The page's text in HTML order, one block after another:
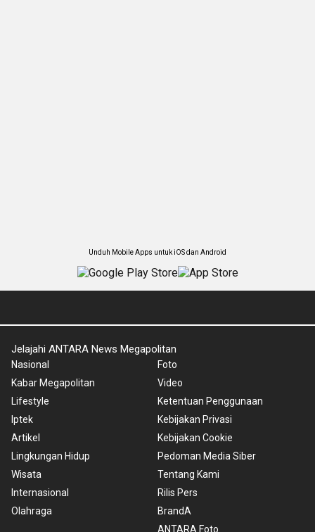
Unduh Mobile Apps untuk iOS dan Android
Jelajahi ANTARA News Megapolitan
Nasional
Kabar Megapolitan
Lifestyle
Iptek
Artikel
Lingkungan Hidup
Wisata
Internasional
Olahraga
Foto
Video
Ketentuan Penggunaan
Kebijakan Privasi
Kebijakan Cookie
Pedoman Media Siber
Tentang Kami
Rilis Pers
BrandA
ANTARA Foto